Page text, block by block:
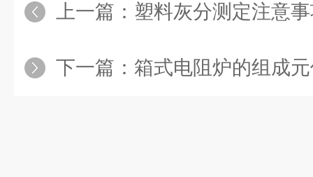
上一篇： 塑料灰分测定注意
下一篇： 箱式电阻炉的组成